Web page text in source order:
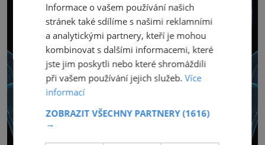
Informace o vašem používání našich
stránek také sdílíme s našimi reklamními
a analytickými partnery, kteří je mohou
kombinovat s dalšími informacemi, které
jste jim poskytli nebo které shromáždili
při vašem používání jejich služeb.Více
informací
ZOBRAZIT VŠECHNY PARTNERY(1616)
→